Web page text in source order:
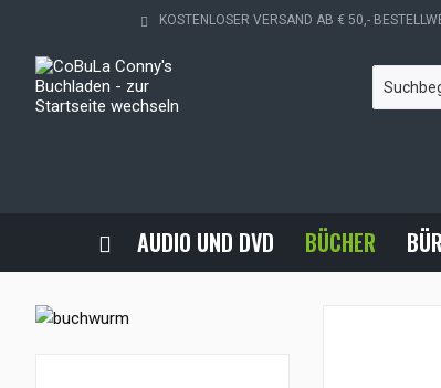
KOSTENLOSER VERSAND AB € 50,-
AUDIO UND DVD BÜCHER